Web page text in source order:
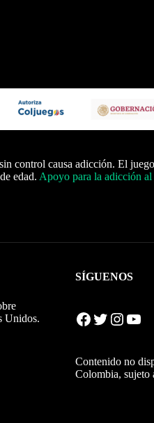
control causa adicción. El
edad. Apoyo para la adicción al
Unidos.
SÍGUENOS
Facebook Twitter Instagram YouTube
Contenido no
Colombia, sujeto